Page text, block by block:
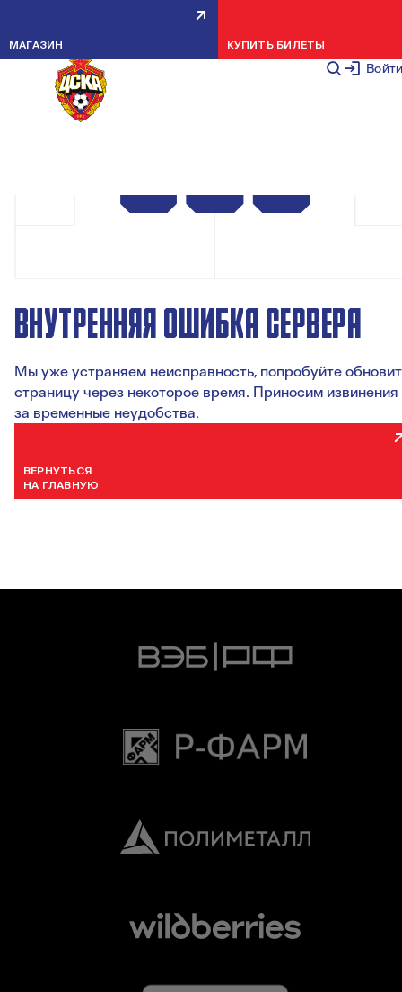
Войти
МАГАЗИН КУПИТЬ БИЛЕТЫ
ВНУТРЕННЯЯ ОШИБКА СЕРВЕРА
Мы уже устраняем неисправность, попробуйте
страницу через некоторое время. Приносим извинения
за временные неудобства.
ВЕРНУТЬСЯ
НА ГЛАВНУЮ